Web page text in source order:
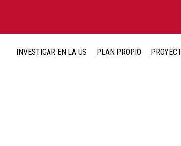
INVESTIGAR EN LA US PLAN PROPIO